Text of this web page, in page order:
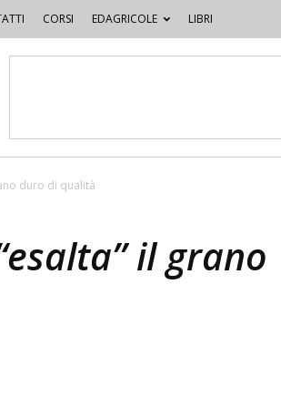
CORSI EDAGRICOLE LIBRI
duro di qualità
il grano